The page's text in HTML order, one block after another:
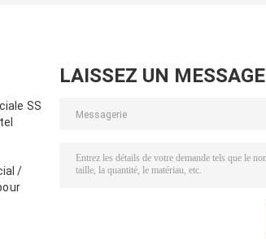
SS
/
LAISSEZ UN MESSAGE